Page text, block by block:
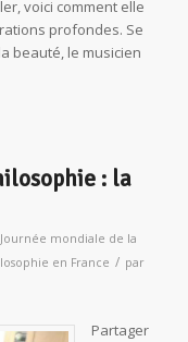
voici comment elle
profondes. Se
beauté, le musicien
: la
Journée mondiale de la
en France / par
Partager